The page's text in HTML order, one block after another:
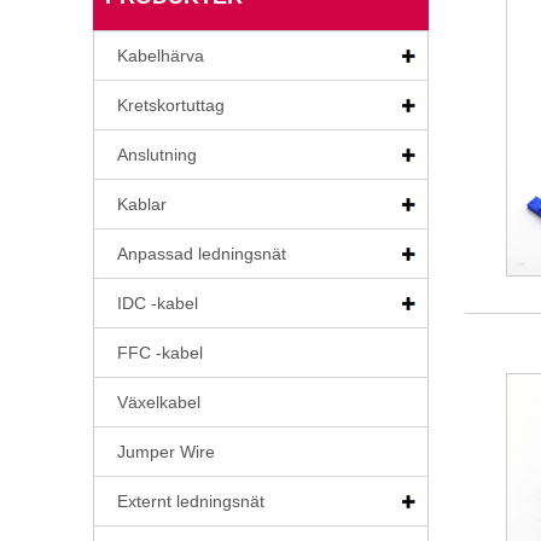
Kabelhärva
Kretskortuttag
Anslutning
Kablar
Anpassad ledningsnät
IDC -kabel
FFC -kabel
Växelkabel
Jumper Wire
Externt ledningsnät